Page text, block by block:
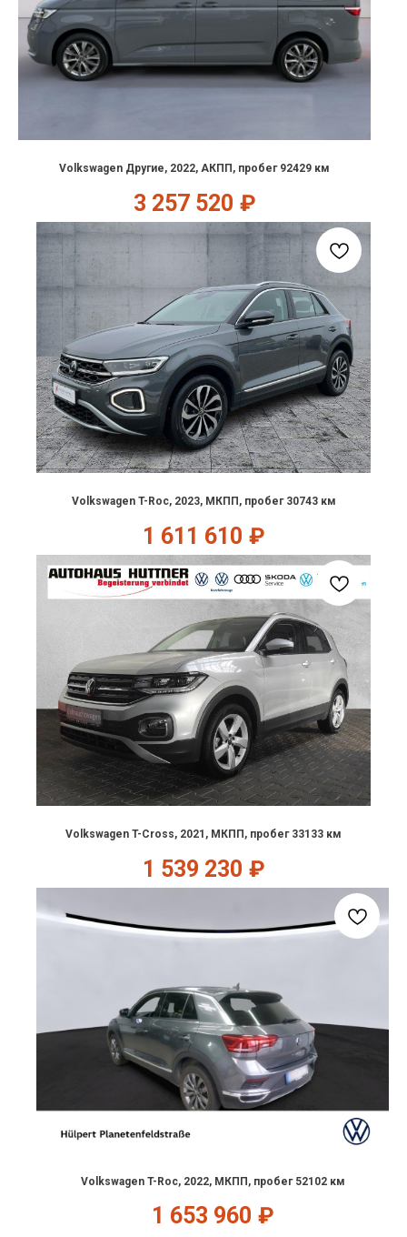
Volkswagen Другие, 2022, АКПП, пробег 92429 км
3 257 520 ₽
Volkswagen T-Roc, 2023, МКПП, пробег 30743 км
1 611 610 ₽
Volkswagen T-Cross, 2021, МКПП, пробег 33133 км
1 539 230 ₽
Volkswagen T-Roc, 2022, МКПП, пробег 52102 км
1 653 960 ₽